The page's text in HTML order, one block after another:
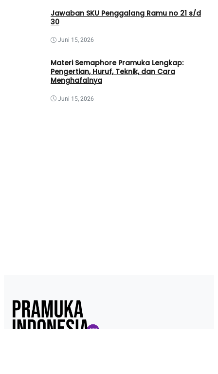
Jawaban SKU Penggalang Ramu no 21 s/d
30
Juni 15, 2026
Materi Semaphore Pramuka Lengkap:
Pengertian, Huruf, Teknik, dan Cara
Menghafalnya
Juni 15, 2026